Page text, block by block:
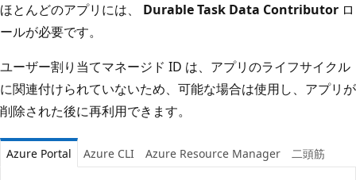
ほとんどのアプリには、 Durable Task Data Contributor ロ
ールが必要です。
ユーザー割り当てマネージド ID は、アプリのライフサイクル
に関連付けられていないため、可能な場合は使用し、アプリが
削除された後に再利用できます。
Azure Portal Azure CLI Azure Resource Manager 二頭筋